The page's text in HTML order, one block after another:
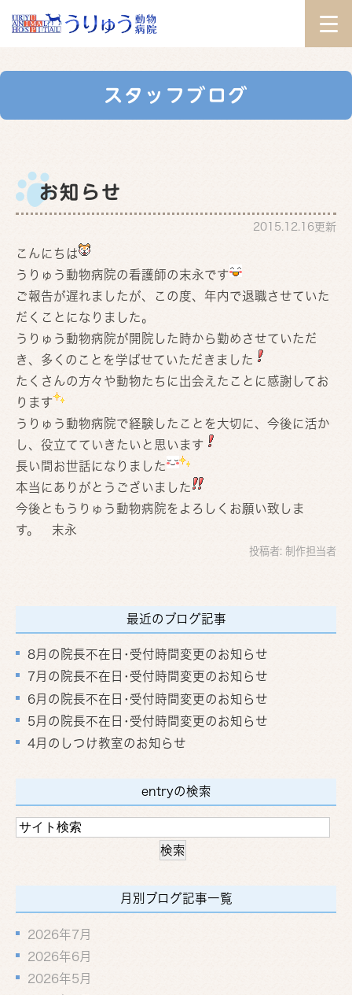
スタッフブログ
お知らせ
2015.12.16更新
こんにちは
うりゅう動物病院の看護師の末永です
ご報告が遅れましたが、この度、年内で退職させていた
だくことになりました。
うりゅう動物病院が開院した時から勤めさせていただ
き、多くのことを学ばせていただきました
たくさんの方々や動物たちに出会えたことに感謝してお
ります
うりゅう動物病院で経験したことを大切に、今後に活か
し、役立てていきたいと思います
長い間お世話になりました
本当にありがとうございました
今後ともうりゅう動物病院をよろしくお願い致しま
す。 末永
投稿者: 制作担当者
最近のブログ記事
8月の院長不在日･受付時間変更のお知らせ
7月の院長不在日･受付時間変更のお知らせ
6月の院長不在日･受付時間変更のお知らせ
5月の院長不在日･受付時間変更のお知らせ
4月のしつけ教室のお知らせ
entryの検索
月別ブログ記事一覧
2026年7月
2026年6月
2026年5月